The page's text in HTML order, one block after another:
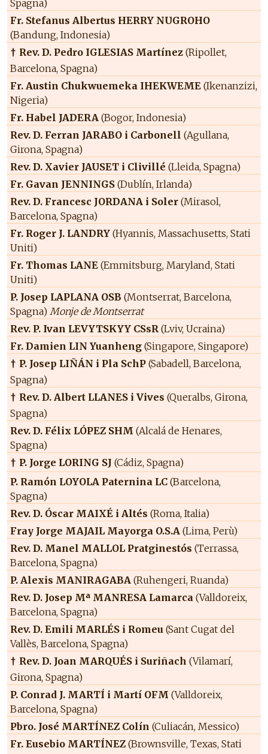
Spagna)
Fr. Stefanus Albertus HERRY NUGROHO
(Bandung, Indonesia)
† Rev. D. Pedro IGLESIAS Martínez (Ripollet,
Barcelona, Spagna)
Fr. Austin Chukwuemeka IHEKWEME (Ikenanzizi,
Nigeria)
Fr. Habel JADERA (Bogor, Indonesia)
Rev. D. Ferran JARABO i Carbonell (Agullana,
Girona, Spagna)
Rev. D. Xavier JAUSET i Clivillé (Lleida, Spagna)
Fr. Gavan JENNINGS (Dublín, Irlanda)
Rev. D. Francesc JORDANA i Soler (Mirasol,
Barcelona, Spagna)
Fr. Roger J. LANDRY (Hyannis, Massachusetts, Stati
Uniti)
Fr. Thomas LANE (Emmitsburg, Maryland, Stati
Uniti)
P. Josep LAPLANA OSB (Montserrat, Barcelona,
Spagna) Monje de Montserrat
Rev. P. Ivan LEVYTSKYY CSsR (Lviv, Ucraina)
Fr. Damien LIN Yuanheng (Singapore, Singapore)
† P. Josep LIÑÁN i Pla SchP (Sabadell, Barcelona,
Spagna)
† Rev. D. Albert LLANES i Vives (Queralbs, Girona,
Spagna)
Rev. D. Félix LÓPEZ SHM (Alcalá de Henares,
Spagna)
† P. Jorge LORING SJ (Cádiz, Spagna)
P. Ramón LOYOLA Paternina LC (Barcelona,
Spagna)
Rev. D. Óscar MAIXÉ i Altés (Roma, Italia)
Fray Jorge MAJAIL Mayorga O.S.A (Lima, Perù)
Rev. D. Manel MALLOL Pratginestós (Terrassa,
Barcelona, Spagna)
P. Alexis MANIRAGABA (Ruhengeri, Ruanda)
Rev. D. Josep Mª MANRESA Lamarca (Valldoreix,
Barcelona, Spagna)
Rev. D. Emili MARLÉS i Romeu (Sant Cugat del
Vallès, Barcelona, Spagna)
† Rev. D. Joan MARQUÉS i Suriñach (Vilamarí,
Girona, Spagna)
P. Conrad J. MARTÍ i Martí OFM (Valldoreix,
Barcelona, Spagna)
Pbro. José MARTÍNEZ Colín (Culiacán, Messico)
Fr. Eusebio MARTÍNEZ (Brownsville, Texas, Stati